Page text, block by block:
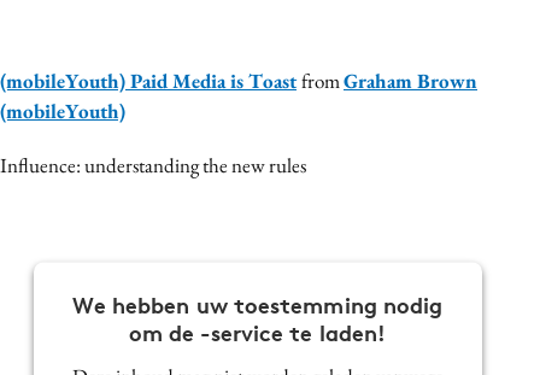
(mobileYouth) Paid Media is ToastfromGraham Brown
(mobileYouth)
Influence: understanding the new rules
We hebben uw toestemming nodig
om de -service te laden!